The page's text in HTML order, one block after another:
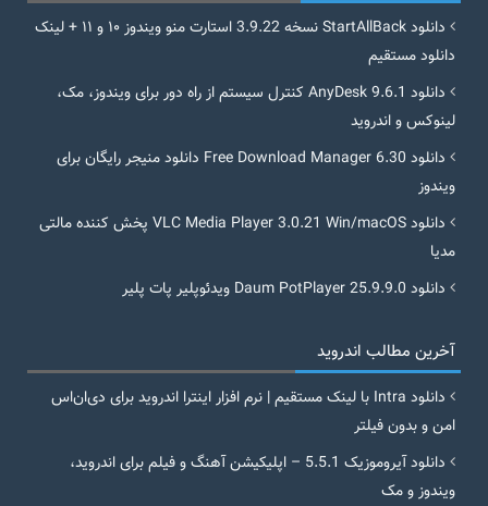
دانلود StartAllBack نسخه 3.9.22 استارت منو ویندوز ۱۰ و ۱۱ + لینک
دانلود مستقیم
دانلود AnyDesk 9.6.1 کنترل سیستم از راه دور برای ویندوز، مک،
لینوکس و اندروید
دانلود Free Download Manager 6.30 دانلود منیجر رایگان برای
ویندوز
دانلود VLC Media Player 3.0.21 Win/macOS پخش کننده مالتی
مدیا
دانلود Daum PotPlayer 25.9.9.0 ویدئوپلیر پات پلیر
آخرین مطالب اندروید
دانلود Intra با لینک مستقیم | نرم افزار اینترا اندروید برای دی‌ان‌اس
امن و بدون فیلتر
دانلود آیروموزیک 5.5.1 – اپلیکیشن آهنگ و فیلم برای اندروید،
ویندوز و مک